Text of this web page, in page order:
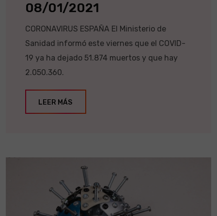
08/01/2021
CORONAVIRUS ESPAÑA El Ministerio de
Sanidad informó este viernes que el COVID-
19 ya ha dejado 51.874 muertos y que hay
2.050.360.
LEER MÁS